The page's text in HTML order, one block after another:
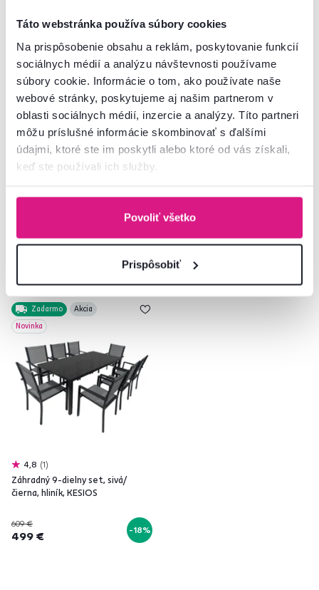
Táto webstránka používa súbory cookies
Na prispôsobenie obsahu a reklám, poskytovanie funkcií
sociálnych médií a analýzu návštevnosti používame
súbory cookie. Informácie o tom, ako používate naše
webové stránky, poskytujeme aj našim partnerom v
oblasti sociálnych médií, inzercie a analýzy. Títo partneri
môžu príslušné informácie skombinovať s ďalšími
údajmi, ktoré ste im poskytli alebo ktoré od vás získali,
keď ste používali ich služby.
Povoliť všetko
Prispôsobiť
4,8
Jedálenský set 1+4, dub
svetlý/sivá/čierna, MADIO
165 €
89 €
Zadarmo
Akcia
Novinka
4,8 1
Záhradný 9-dielny set, sivá/
čierna, hliník, KESIOS
609 €
499 € -18%